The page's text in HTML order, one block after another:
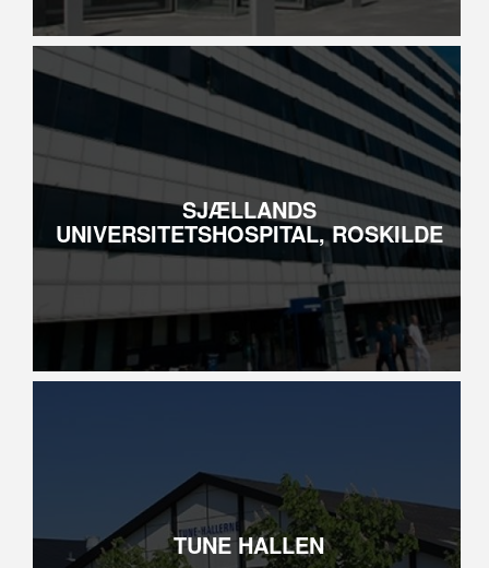
SJÆLLANDS
UNIVERSITETSHOSPITAL, ROSKILDE
TUNE HALLEN